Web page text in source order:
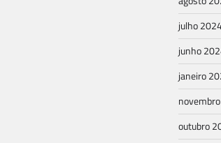
julho
junho
janeiro
outubro